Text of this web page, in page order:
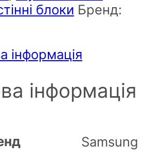
блоки Бренд:
інформація
інформація
Samsung